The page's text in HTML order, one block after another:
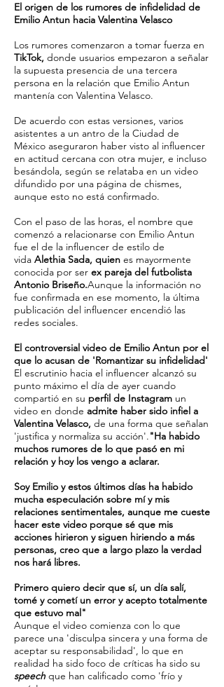
El origen de los rumores de infidelidad de
Emilio Antun hacia Valentina Velasco
Los rumores comenzaron a tomar fuerza en
TikTok, donde usuarios empezaron a señalar
la supuesta presencia de una tercera
persona en la relación que Emilio Antun
mantenía con Valentina Velasco.
De acuerdo con estas versiones, varios
asistentes a un antro de la Ciudad de
México aseguraron haber visto al influencer
en actitud cercana con otra mujer, e incluso
besándola, según se relataba en un video
difundido por una página de chismes,
aunque esto no está confirmado.
Con el paso de las horas, el nombre que
comenzó a relacionarse con Emilio Antun
fue el de la influencer de estilo de
vida Alethia Sada, quien es mayormente
conocida por ser ex pareja del futbolista
Antonio Briseño.Aunque la información no
fue confirmada en ese momento, la última
publicación del influencer encendió las
redes sociales.
El controversial video de Emilio Antun por el
que lo acusan de 'Romantizar su infidelidad'
El escrutinio hacia el influencer alcanzó su
punto máximo el día de ayer cuando
compartió en su perfil de Instagram un
video en donde admite haber sido infiel a
Valentina Velasco, de una forma que señalan
'justifica y normaliza su acción'."Ha habido
muchos rumores de lo que pasó en mi
relación y hoy los vengo a aclarar.
Soy Emilio y estos últimos días ha habido
mucha especulación sobre mí y mis
relaciones sentimentales, aunque me cueste
hacer este video porque sé que mis
acciones hirieron y siguen hiriendo a más
personas, creo que a largo plazo la verdad
nos hará libres.
Primero quiero decir que sí, un día salí,
tomé y cometí un error y acepto totalmente
que estuvo mal"
Aunque el video comienza con lo que
parece una 'disculpa sincera y una forma de
aceptar su responsabilidad', lo que en
realidad ha sido foco de críticas ha sido su
speech que han calificado como 'frío y